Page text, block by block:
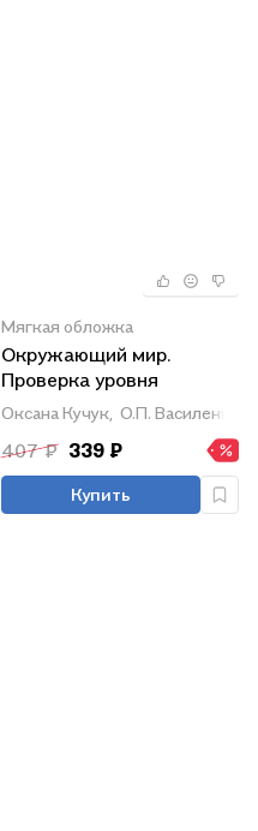
Мягкая обложка
Окружающий мир.
Проверка уровня
сформированности
предметных умений и
УУД. 2 класс.
Контрольные
разноуровневые задания.
Оксана Кучук, О.П. Василенко
407 ₽ 339 ₽
Купить